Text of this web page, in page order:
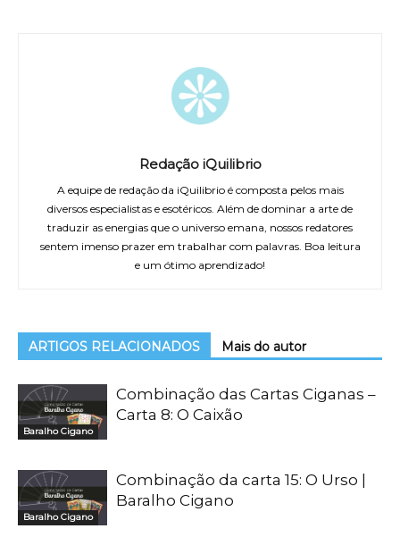
Redação iQuilibrio
A equipe de redação da iQuilibrio é composta pelos mais
diversos especialistas e esotéricos. Além de dominar a arte de
traduzir as energias que o universo emana, nossos redatores
sentem imenso prazer em trabalhar com palavras. Boa leitura
e um ótimo aprendizado!
ARTIGOS RELACIONADOS Mais do autor
Baralho Cigano
Combinação das Cartas Ciganas –
Carta 8: O Caixão
Baralho Cigano
Combinação da carta 15: O Urso |
Baralho Cigano